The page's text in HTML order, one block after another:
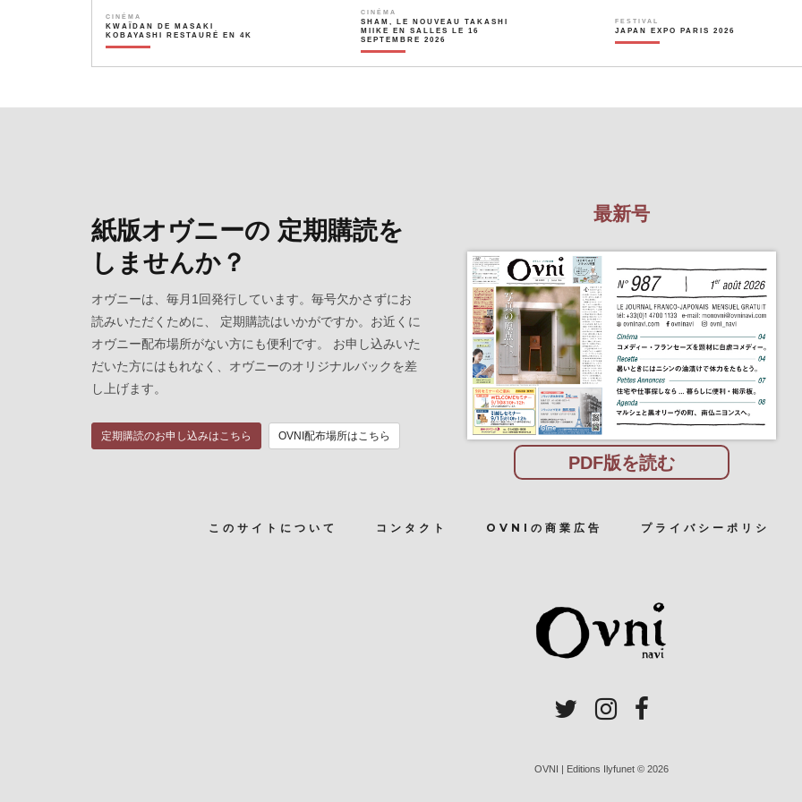
CINÉMA
KWAÏDAN DE MASAKI
KOBAYASHI RESTAURÉ EN 4K
CINÉMA
SHAM, LE NOUVEAU TAKASHI
MIIKE EN SALLES LE 16
SEPTEMBRE 2026
FESTIVAL
JAPAN EXPO PARIS 2026
紙版オヴニーの 定期購読を
しませんか？
オヴニーは、毎月1回発行しています。毎号欠かさずにお
読みいただくために、 定期購読はいかがですか。お近くに
オヴニー配布場所がない方にも便利です。 お申し込みいた
だいた方にはもれなく、オヴニーのオリジナルバックを差
し上げます。
定期購読のお申し込みはこちら OVNI配布場所はこちら
最新号
PDF版を読む
このサイトについて コンタクト OVNIの商業広告 プライバシーポリシ
OVNI | Editions Ilyfunet © 2026